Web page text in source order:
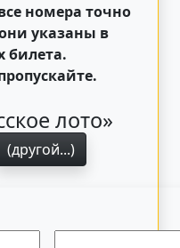
номера точно
указаны в
билета.
лото»
(другой...)